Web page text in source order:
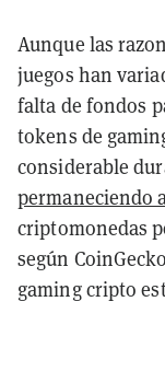
Aunque las
juegos han
falta de fondos
tokens de
considerable
permaneciendo
criptomonedas
según
gaming cripto